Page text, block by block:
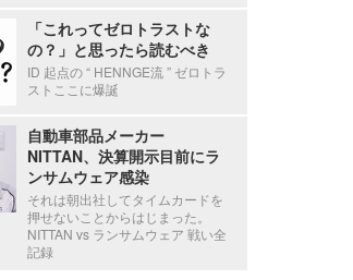
「これってゼロトラストな
の？」と思ったら読むべき
ID 起点の “ HENNGE流 ” ゼロトラ
ストここに爆誕
自動車部品メーカー
NITTAN、決算開示目前にラ
ンサムウェア感染
それは朝出社してタイムカードを
押せないことからはじまった。
NITTAN vs ランサムウェア 戦い全
記録